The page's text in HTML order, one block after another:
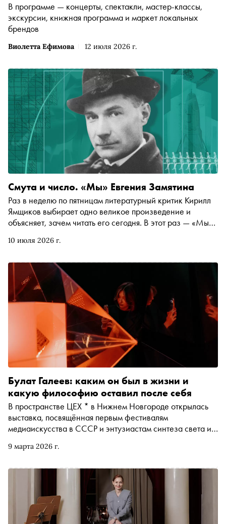
Виолетта Ефимова 12 июля 2026 г.
В программе — концерты, спектакли, мастер-классы,
экскурсии, книжная программа и маркет локальных
брендов
10 июля 2026 г.
Смута и число. «Мы» Евгения Замятина
Раз в неделю по пятницам литературный критик Кирилл
Ямщиков выбирает одно великое произведение и
объясняет, зачем читать его сегодня. В этот раз — «Мы»
корабля, который живет в стеклянном городе, получает
антиутопия и последнее крупное влияние, оказанное
русской литературой на литературу мировую
9 марта 2026 г.
Булат Галеев: каким он был в жизни и
какую философию оставил после себя
В пространстве ЦЕХ * в Нижнем Новгороде открылась
выставка, посвящённая первым фестивалям
медиаискусства в СССР и энтузиастам синтеза света и
философских наук, светохудожник, руководивший
который повлиял на светомузыкальную сцену нашей
страны (сейчас этот вид искусства называется
медиаартом). При его жизни бюро носило имя
Александра Скрябина — композитора, на чью
философию синестезии опирался и сам Булат